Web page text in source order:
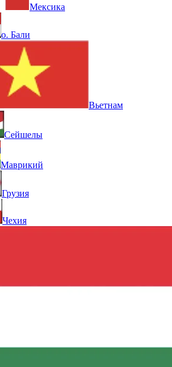
Мексика
о. Бали
Вьетнам
Сейшелы
Маврикий
Грузия
Чехия